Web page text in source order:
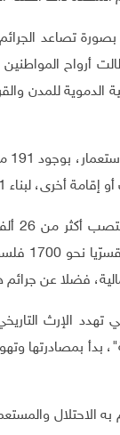
تصاعد
8000 اعتداء، طالت
منها 6723 في القدس المحتلة
فضلا عن جرائم
بدأ
به الاحتلال